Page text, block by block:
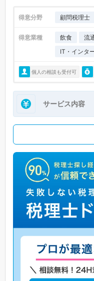
得意分野 顧問税理士
得意業種 飲食 流
IT・インタ
個人の相談も受付可
サービス内容